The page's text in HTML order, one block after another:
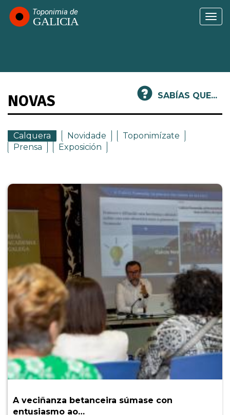
contido
SABÍAS QUE...
NOVAS
Calquera Novidade
Toponimízate
Prensa
Exposición
A veciñanza betanceira súmase con
entusiasmo ao…